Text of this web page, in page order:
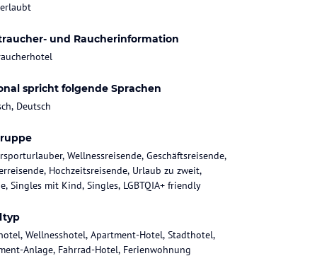
und Raucherinformation
spricht folgende Sprachen
Deutsch
Wellnessreisende, Geschäftsreisende,
Hochzeitsreisende, Urlaub zu zweit,
Singles mit Kind, Singles, LGBTQIA+ friendly
Wellnesshotel, Apartment-Hotel, Stadthotel,
Anlage, Fahrrad-Hotel, Ferienwohnung